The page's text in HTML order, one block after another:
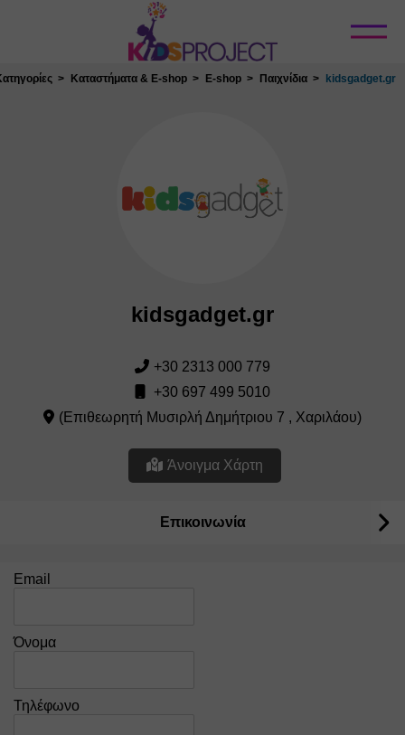
Κλείσιμο
Καταστήματα & E-shop E-shop Παιχνίδια kidsgadget.gr
kidsgadget.gr
+30 2313 000 779
+30 697 499 5010
(Επιθεωρητή Μυσιρλή Δημήτριου 7 , Χαριλάου)
Άνοιγμα Χάρτη
Επικοινωνία
Email
Όνομα
Τηλέφωνο